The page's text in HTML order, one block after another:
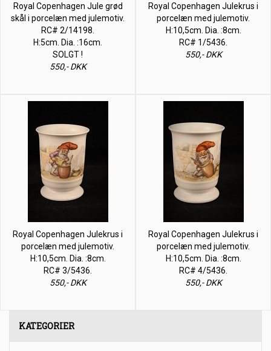
Royal Copenhagen Jule grød
skål i porcelæn med julemotiv.
RC# 2/14198.
H:5cm. Dia. :16cm.
SOLGT !
550,- DKK
Royal Copenhagen Julekrus i
porcelæn med julemotiv.
H:10,5cm. Dia. :8cm.
RC# 1/5436.
550,- DKK
Royal Copenhagen Julekrus i
porcelæn med julemotiv.
H:10,5cm. Dia. :8cm.
RC# 3/5436.
550,- DKK
Royal Copenhagen Julekrus i
porcelæn med julemotiv.
H:10,5cm. Dia. :8cm.
RC# 4/5436.
550,- DKK
KATEGORIER